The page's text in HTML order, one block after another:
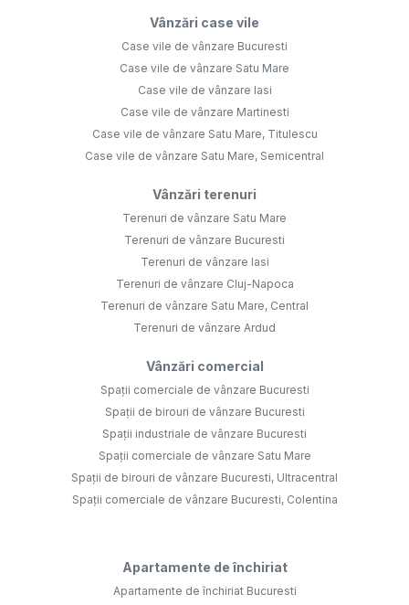
Vânzări case vile
Case vile de vânzare Bucuresti
Case vile de vânzare Satu Mare
Case vile de vânzare Iasi
Case vile de vânzare Martinesti
Case vile de vânzare Satu Mare, Titulescu
Case vile de vânzare Satu Mare, Semicentral
Vânzări terenuri
Terenuri de vânzare Satu Mare
Terenuri de vânzare Bucuresti
Terenuri de vânzare Iasi
Terenuri de vânzare Cluj-Napoca
Terenuri de vânzare Satu Mare, Central
Terenuri de vânzare Ardud
Vânzări comercial
Spații comerciale de vânzare Bucuresti
Spații de birouri de vânzare Bucuresti
Spații industriale de vânzare Bucuresti
Spații comerciale de vânzare Satu Mare
Spații de birouri de vânzare Bucuresti, Ultracentral
Spații comerciale de vânzare Bucuresti, Colentina
Apartamente de închiriat
Apartamente de închiriat Bucuresti